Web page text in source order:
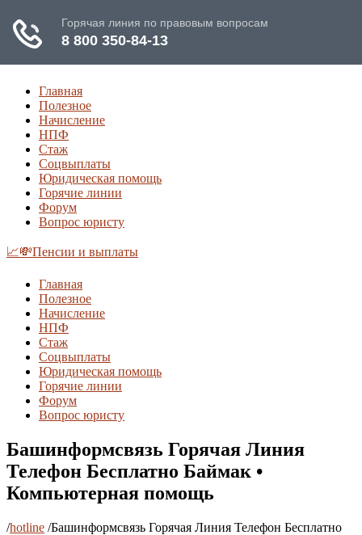
Главная
Полезное
Начисление
НПФ
Стаж
Соцвыплаты
Юридическая помощь
Горячие линии
Форум
Вопрос юристу
📈💸Пенсии и выплаты
Главная
Полезное
Начисление
НПФ
Стаж
Соцвыплаты
Юридическая помощь
Горячие линии
Форум
Вопрос юристу
Башинформсвязь Горячая Линия
Телефон Бесплатно Баймак •
Компьютерная помощь
/hotline /Башинформсвязь Горячая Линия Телефон Бесплатно